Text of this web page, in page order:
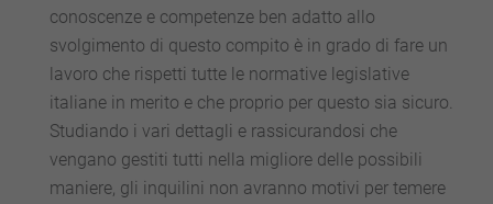
conoscenze e competenze ben adatto allo
svolgimento di questo compito è in grado di fare un
lavoro che rispetti tutte le normative legislative
italiane in merito e che proprio per questo sia sicuro.
Studiando i vari dettagli e rassicurandosi che
vengano gestiti tutti nella migliore delle possibili
maniere, gli inquilini non avranno motivi per temere